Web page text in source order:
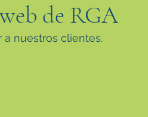
de RGA
a nuestros clientes.